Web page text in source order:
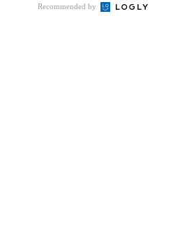
Recommended by